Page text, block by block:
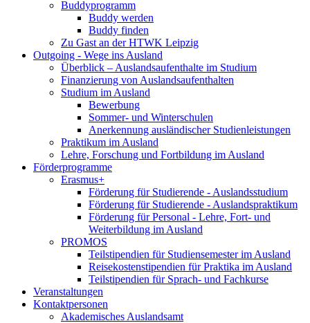
Buddyprogramm
Buddy werden
Buddy finden
Zu Gast an der HTWK Leipzig
Outgoing - Wege ins Ausland
Überblick – Auslandsaufenthalte im Studium
Finanzierung von Auslandsaufenthalten
Studium im Ausland
Bewerbung
Sommer- und Winterschulen
Anerkennung ausländischer Studienleistungen
Praktikum im Ausland
Lehre, Forschung und Fortbildung im Ausland
Förderprogramme
Erasmus+
Förderung für Studierende - Auslandsstudium
Förderung für Studierende - Auslandspraktikum
Förderung für Personal - Lehre, Fort- und
Weiterbildung im Ausland
PROMOS
Teilstipendien für Studiensemester im Ausland
Reisekostenstipendien für Praktika im Ausland
Teilstipendien für Sprach- und Fachkurse
Veranstaltungen
Kontaktpersonen
Akademisches Auslandsamt